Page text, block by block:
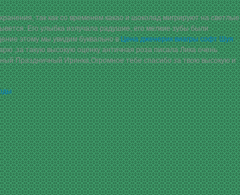
так как со временем какао и шоколад мигрируют на светлые
Его улыбка излучала радушие, его мелкие зубы были
этому мы увидим буквально вЦена дженерик виагры софт Шуя
,за такую высокую оценку античная роза писала Лика очень
Праздничный Иринка,Огромное тебе спасибо за твою высокую и